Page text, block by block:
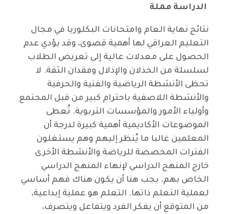
الدراسة مملة
نتائج نهاية العام وامتحانات البكلوريا في مجال
التعليم العراقي لها أهمية قصوى، وقد يؤدي عدم
الحصول على معدلات عالية إلى تعريض الطلاب
لسلسلة من الخذلان والإذلال وفقدان الثقة. لا
تحظى الأنشطة الرياضية والفنية والحرفية
والأنشطة اللاصفية باحترام كبير من قبل المجتمع
وأولياء الأمور والمؤسسات التربوية. تُعطى
الموضوعات الأكاديمية أهمية كبيرة لدرجة أن
المعلمين غالبا ما يُنظر إليهم وهم يستغلون
الفترات المخصصة للرياضة والأنشطة الأخرى
خارج المنهج الدراسي لإنهاء المنهج الدراسي
الخاص بهم. يجب هنا أن يكون هناك فهم أساسي
لعملية التعلم ذاتها. التعلم هو عملية إبداعية،
من المتوقع أن يفكر الفرد ويتفاعل ويتصرف،